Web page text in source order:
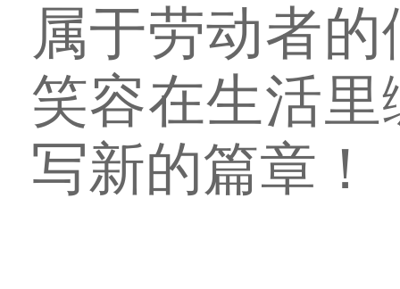
属于劳动者
笑容在生活
写新的篇章！